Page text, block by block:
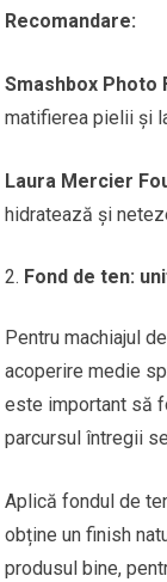
Recomandare:
Smashbox Photo
matifierea pielii și
Laura Mercier
hidratează și
Fond de ten:
Pentru machiajul
acoperire medie
este important să
parcursul întregii
Aplică fondul de
obține un finish
produsul bine,